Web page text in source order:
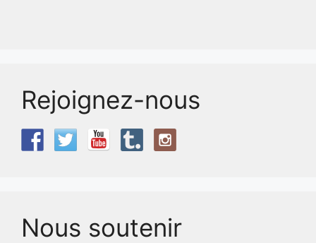
Rejoignez-nous
Nous soutenir